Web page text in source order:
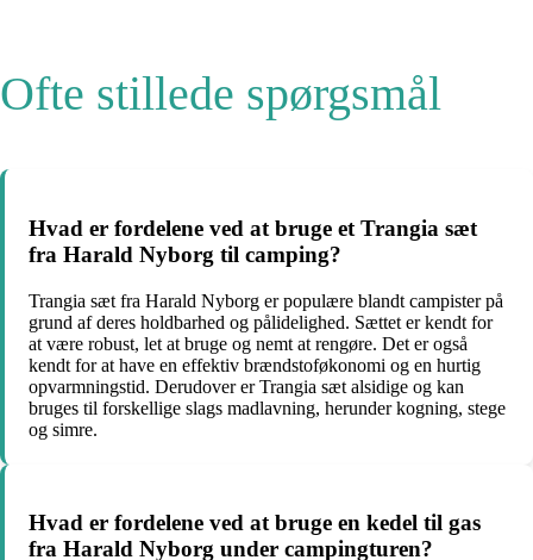
Ofte stillede spørgsmål
Hvad er fordelene ved at bruge et Trangia sæt
fra Harald Nyborg til camping?
Trangia sæt fra Harald Nyborg er populære blandt campister på
grund af deres holdbarhed og pålidelighed. Sættet er kendt for
at være robust, let at bruge og nemt at rengøre. Det er også
kendt for at have en effektiv brændstoføkonomi og en hurtig
opvarmningstid. Derudover er Trangia sæt alsidige og kan
bruges til forskellige slags madlavning, herunder kogning, stege
og simre.
Hvad er fordelene ved at bruge en kedel til gas
fra Harald Nyborg under campingturen?